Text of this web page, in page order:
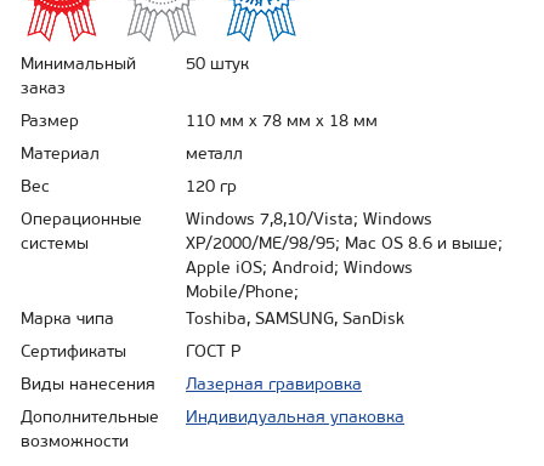
Минимальный
заказ
50 штук
Размер
110 мм х 78 мм х 18 мм
Материал
металл
Вес
120 гр
Операционные
системы
Windows 7,8,10/Vista; Windows
XP/2000/ME/98/95; Mac OS 8.6 и выше;
Apple iOS; Android; Windows
Mobile/Phone;
Марка чипа
Toshiba, SAMSUNG, SanDisk
Сертификаты
ГОСТ Р
Виды нанесения
Лазерная гравировка
Дополнительные
возможности
Индивидуальная упаковка